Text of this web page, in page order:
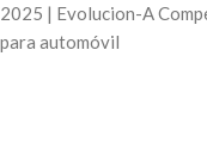
2025 | Evolucion-A
para automóvil